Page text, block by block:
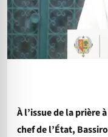
À l’issue de la prière
chef de l’État,